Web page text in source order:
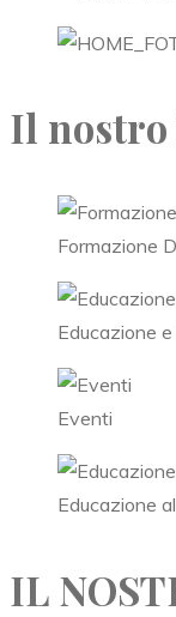
Il nostro
Formazione
Educazione
Eventi
Educazione
IL